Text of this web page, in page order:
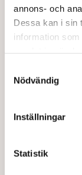
annons- och
Dessa kan i sin
information
Nödvändig
Inställningar
Statistik
Spirulina EKO